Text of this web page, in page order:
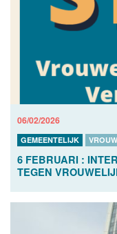
06/02/2026
GEMEENTELIJK
6 FEBRUARI :
TEGEN